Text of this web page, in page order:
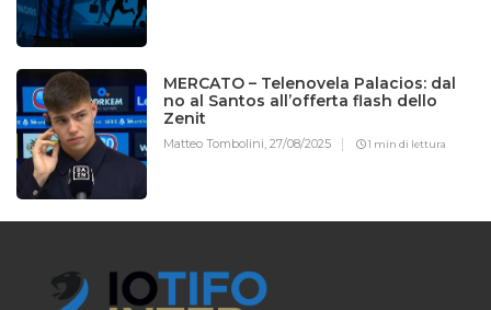
MERCATO – Telenovela Palacios: dal
no al Santos all’offerta flash dello
Zenit
Matteo Tombolini,27/08/2025 1 min di lettura